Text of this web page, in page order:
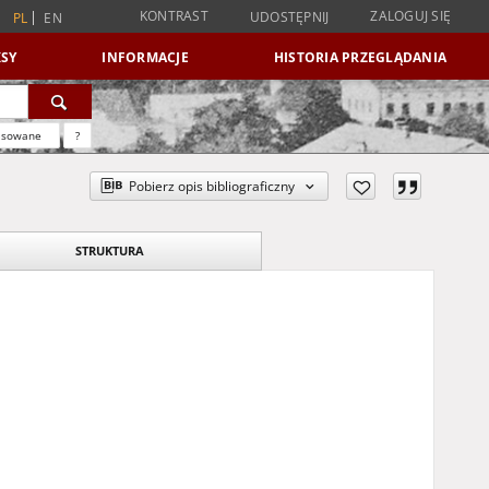
PL EN KONTRAST UDOSTĘPNIJ ZALOGUJ SIĘ
INFORMACJE HISTORIA PRZEGLĄDANIA
?
Pobierz opis bibliograficzny
STRUKTURA